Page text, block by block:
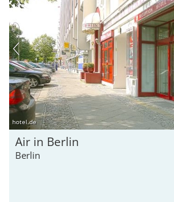
hotel.de
Air in Berlin
Berlin